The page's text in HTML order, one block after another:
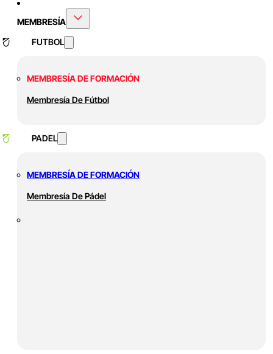
MEMBRESÍA
FUTBOL
MEMBRESÍA DE FORMACIÓN
Membresía De Fútbol
PADEL
MEMBRESÍA DE FORMACIÓN
Membresía De Pádel